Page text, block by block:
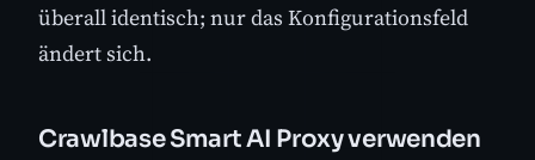
überall identisch; nur das Konfigurationsfeld
ändert sich.
Crawlbase Smart AI Proxy verwenden